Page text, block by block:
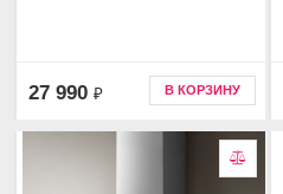
27 990 ₽ В КОРЗИНУ